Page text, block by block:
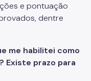
e pontuação
dentre
me habilitei como
Existe prazo para